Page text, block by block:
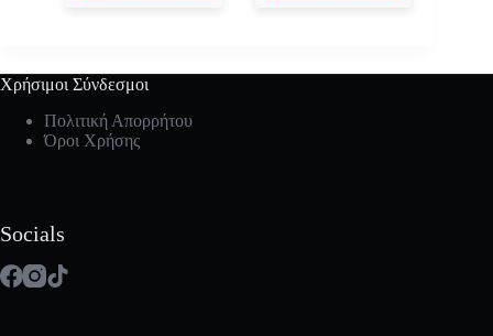
Χρήσιμοι Σύνδεσμοι
Πολιτική Απορρήτου
Όροι Χρήσης
Socials